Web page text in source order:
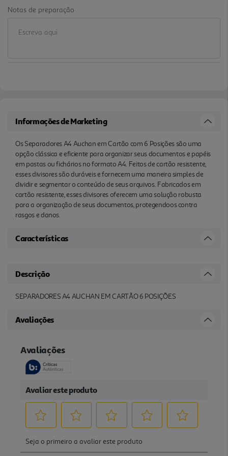
Notas de preparação
Informações de Marketing
Os Separadores A4 Auchan em Cartão com 6 Posições são uma
opção clássica e eficiente para organizar seus documentos e papéis
em pastas ou fichários no formato A4. Feitos de cartão resistente,
esses divisores são duráveis e fornecem uma maneira simples de
dividir e segmentar o conteúdo de seus arquivos. Fabricados em
cartão resistente, esses divisores oferecem uma solução robusta
para a organização de seus documentos, protegendoos contra
rasgos e danos.
Características
Descrição
SEPARADORES A4 AUCHAN EM CARTÃO 6 POSIÇÕES
Avaliações